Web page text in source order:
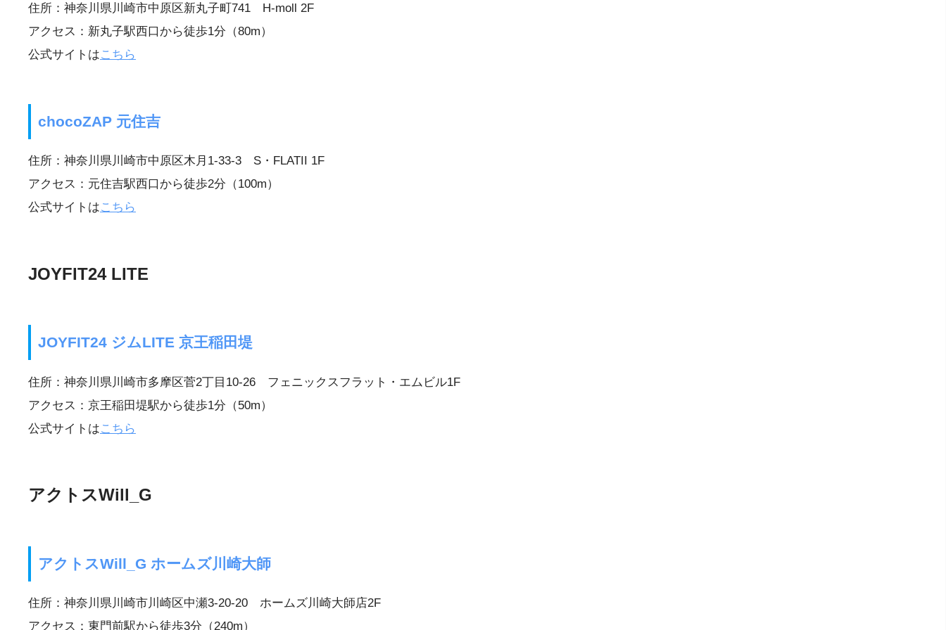
住所：神奈川県川崎市中原区新丸子町741 H-moll 2F
アクセス：新丸子駅西口から徒歩1分（80m）
公式サイトはこちら
chocoZAP 元住吉
住所：神奈川県川崎市中原区木月1-33-3 S・FLATII 1F
アクセス：元住吉駅西口から徒歩2分（100m）
公式サイトはこちら
JOYFIT24 LITE
JOYFIT24 ジムLITE 京王稲田堤
住所：神奈川県川崎市多摩区菅2丁目10-26 フェニックスフラット・エムビル1F
アクセス：京王稲田堤駅から徒歩1分（50m）
公式サイトはこちら
アクトスWill_G
アクトスWill_G ホームズ川崎大師
住所：神奈川県川崎市川崎区中瀬3-20-20 ホームズ川崎大師店2F
アクセス：東門前駅から徒歩3分（240m）